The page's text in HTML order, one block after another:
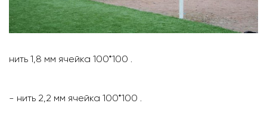
нить 1,8 мм ячейка 100*100 .
- нить 2,2 мм ячейка 100*100 .